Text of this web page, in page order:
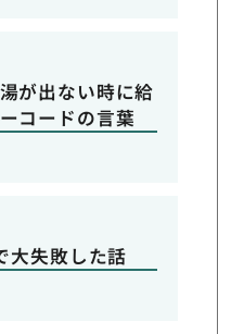
が出ない時に給
コードの言葉
大失敗した話